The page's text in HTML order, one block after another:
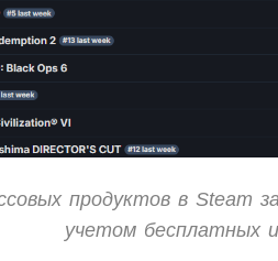
продуктов в Steam
учетом бесплатных